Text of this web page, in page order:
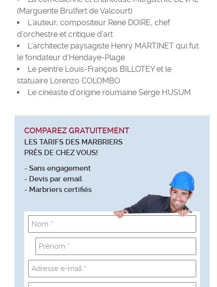
(Marguerite Brulfert de Valcourt)
L’auteur, compositeur René DOIRE, chef
d’orchestre et critique d’art
L’architecte paysagiste Henry MARTINET qui fut
le fondateur d’Hendaye-Plage
Le peintre Louis-François BILLOTEY et le
statuaire Lorenzo COLOMBO
Le cinéaste d’origine roumaine Serge HUSUM
COMPAREZ GRATUITEMENT
LES TARIFS DES MARBRIERS
PRÈS DE CHEZ VOUS!
- Sans engagement
- Devis par email
- Marbriers certifiés